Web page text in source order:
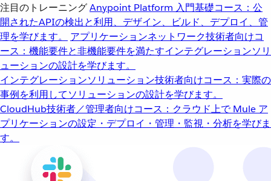
注目のトレーニングAnypoint Platform 入門基礎コース：公
開されたAPIの検出と利用、デザイン、ビルド、デプロイ、管
理を学びます。
アプリケーションネットワーク技術者向けコ
ース：機能要件と非機能要件を満たすインテグレーションソリ
ューションの設計を学びます。
インテグレーションソリューション技術者向けコース：実際の
事例を利用してソリューションの設計を学びます。
CloudHub技術者／管理者向けコース：クラウド上で Mule ア
プリケーションの設定・デプロイ・管理・監視・分析を学びま
す。